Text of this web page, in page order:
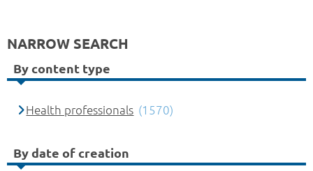
NARROW SEARCH
By content type
Health professionals (1570)
By date of creation